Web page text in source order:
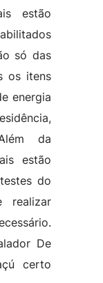
estão
só das
os itens
energia
da
estão
do
realizar
De
certo